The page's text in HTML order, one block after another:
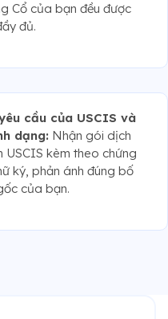
Cổ của bạn đều được
đủ.
cầu của USCIS và
dạng: Nhận gói dịch
USCIS kèm theo chứng
ký, phản ánh đúng bố
của bạn.